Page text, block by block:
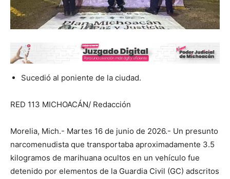
Sucedió al poniente de la ciudad.
RED 113 MICHOACÁN/ Redacción
Morelia, Mich.- Martes 16 de junio de 2026.- Un presunto
narcomenudista que transportaba aproximadamente 3.5
kilogramos de marihuana ocultos en un vehículo fue
detenido por elementos de la Guardia Civil (GC) adscritos